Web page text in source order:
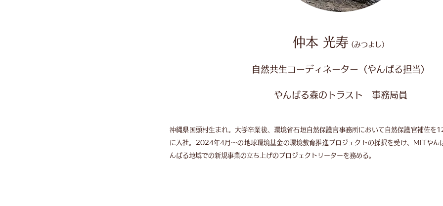
仲本 光寿 (みつよし）
自然共生コーディネーター（やんばる担当）
​やんばる森のトラスト 事務局員​
沖縄県国頭村生まれ。大学卒業後、環境省石垣自然保護官事務所において自然保護官補佐を
に入社。2024年4月〜の地球環境基金の環境教育推進プロジェクトの採択を受け、MITやん
んばる地域での新規事業の立ち上げのプロジェクトリーターを務める。